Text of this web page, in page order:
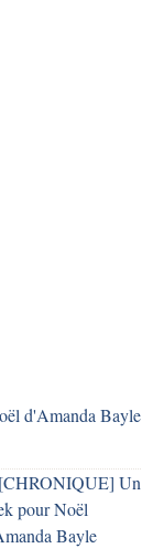
d'Amanda Bayle